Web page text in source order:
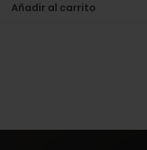
Añadir al carrito